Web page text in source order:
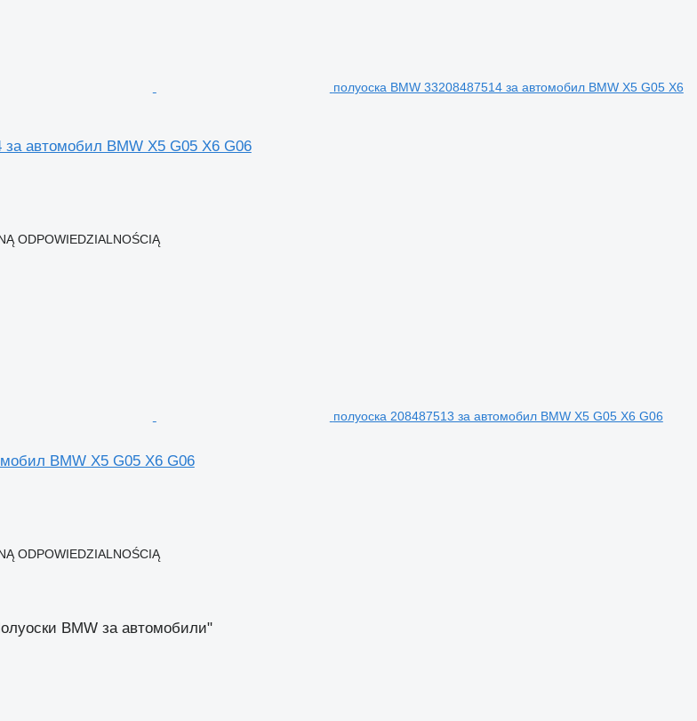
полуоска BMW 33208487514 за автомобил BMW X5 G05 X6
за автомобил BMW X5 G05 X6 G06
ODPOWIEDZIALNOŚCIĄ
полуоска 208487513 за автомобил BMW X5 G05 X6 G06
BMW X5 G05 X6 G06
ODPOWIEDZIALNOŚCIĄ
BMW за автомобили"